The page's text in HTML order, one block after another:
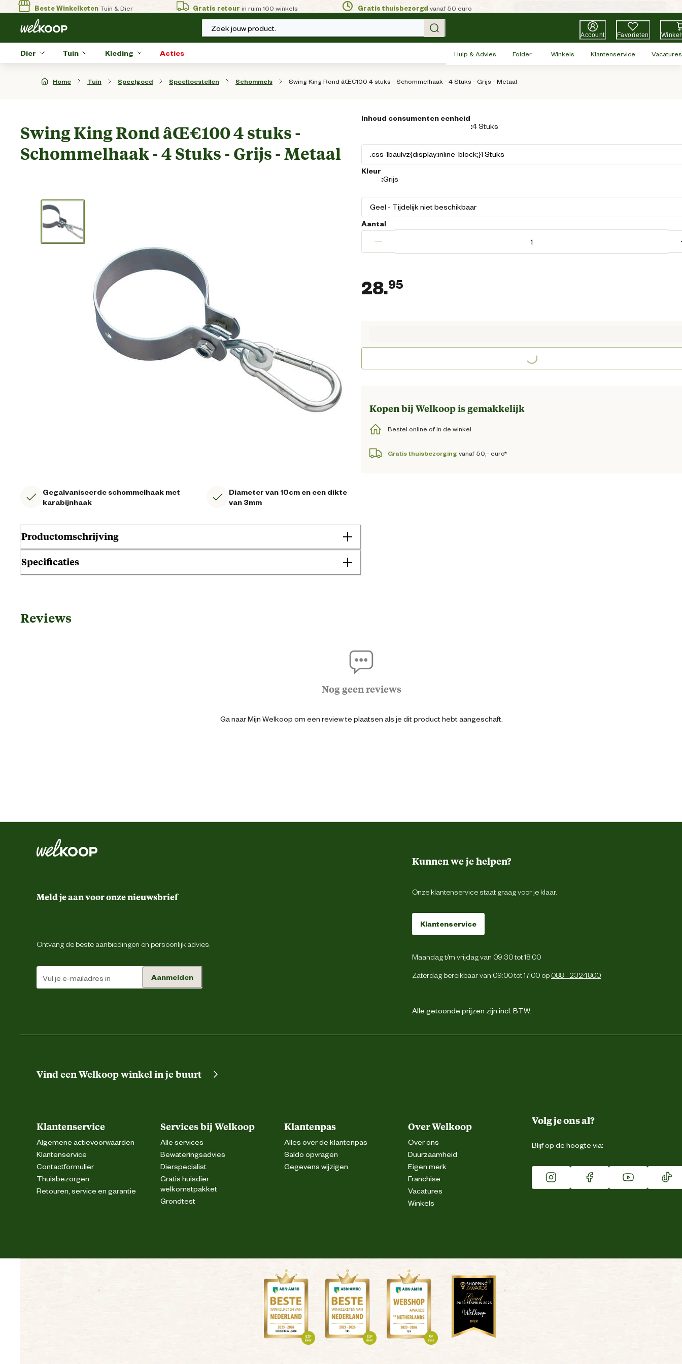
Beste WinkelketenTuin & Dier Gratis retour in ruim 160 winkels Gratis thuisbezorgd vanaf 50 euro
Zoek jouw product.
Account Favorieten
Dier Tuin Kleding Acties Hulp & Advies Folder Winkels Klantenservice Vacatures
Home Tuin Speelgoed Speeltoestellen Schommels Swing King Rond âŒ€100 4 stuks - Schommelhaak - 4 Stuks - Grijs - Metaal
Swing King Rond âŒ€100 4 stuks -
Schommelhaak - 4 Stuks - Grijs - Metaal
Gegalvaniseerde schommelhaak met
karabijnhaak
Diameter van 10cm en een dikte
van 3mm
Productomschrijving
Specificaties
Ean
Inhoud consumenten eenheid
:4 Stuks
Kleur
:Grijs
Aantal
−
28.95
Loading...
Kopen bij Welkoop is gemakkelijk
Bestel online of in de winkel.
Gratis thuisbezorging vanaf 50,- euro*
Reviews
Nog geen reviews
Ga naar Mijn Welkoop om een review te plaatsen als je dit product hebt aangeschaft.
Meld je aan voor onze nieuwsbrief
Ontvang de beste aanbiedingen en persoonlijk advies.
Aanmelden
Kunnen we je helpen?
Onze klantenservice staat graag voor je klaar.
Klantenservice
Maandag t/m vrijdag van 09:30 tot 18:00
Zaterdag bereikbaar van 09:00 tot 17:00 op 088 - 2324800
Alle getoonde prijzen zijn incl. BTW.
Vind een Welkoop winkel in je buurt
Klantenservice
Algemene actievoorwaarden
Klantenservice
Contactformulier
Thuisbezorgen
Retouren, service en garantie
Services bij Welkoop
Alle services
Bewateringsadvies
Dierspecialist
Gratis huisdier
welkomstpakket
Grondtest
Klantenpas
Alles over de klantenpas
Saldo opvragen
Gegevens wijzigen
Over Welkoop
Over ons
Duurzaamheid
Eigen merk
Franchise
Vacatures
Winkels
Volg je ons al?
Blijf op de hoogte via: